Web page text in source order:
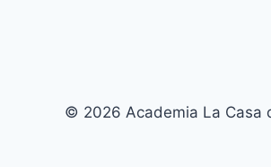
© 2026 Academia La Casa